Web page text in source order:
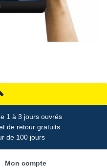
1 à 3 jours ouvrés
de retour gratuits
de 100 jours
Mon compte